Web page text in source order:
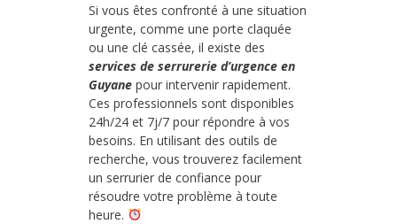
Si vous êtes confronté à une situation
urgente, comme une porte claquée
ou une clé cassée, il existe des
services de serrurerie d’urgence en
Guyane pour intervenir rapidement.
Ces professionnels sont disponibles
24h/24 et 7j/7 pour répondre à vos
besoins. En utilisant des outils de
recherche, vous trouverez facilement
un serrurier de confiance pour
résoudre votre problème à toute
heure.